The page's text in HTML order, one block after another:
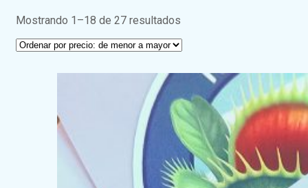
Mostrando 1–18 de 27 resultados